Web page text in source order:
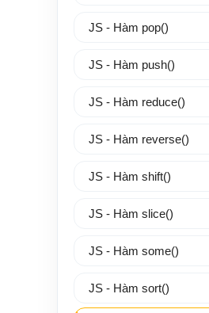
JS - Hàm pop()
JS - Hàm push()
JS - Hàm reduce()
JS - Hàm reverse()
JS - Hàm shift()
JS - Hàm slice()
JS - Hàm some()
JS - Hàm sort()